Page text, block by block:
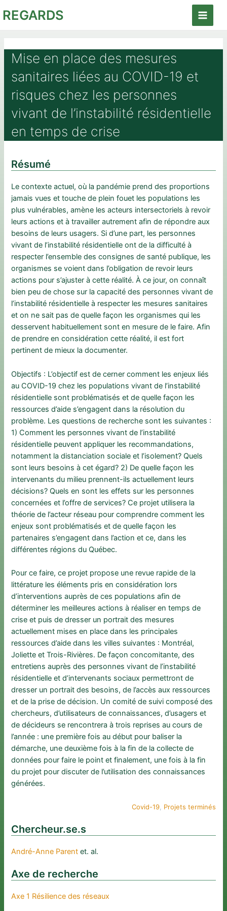
auREGARDS
Main
Mise en place des mesures
sanitaires liées au COVID-19 et
risques chez les personnes
vivant de l’instabilité résidentielle
en temps de crise
Résumé
Le contexte actuel, où la pandémie prend des proportions
jamais vues et touche de plein fouet les populations les
plus vulnérables, amène les acteurs intersectoriels à revoir
leurs actions et à travailler autrement afin de répondre aux
besoins de leurs usagers. Si d’une part, les personnes
vivant de l’instabilité résidentielle ont de la difficulté à
respecter l’ensemble des consignes de santé publique, les
organismes se voient dans l’obligation de revoir leurs
actions pour s’ajuster à cette réalité. À ce jour, on connaît
bien peu de chose sur la capacité des personnes vivant de
l’instabilité résidentielle à respecter les mesures sanitaires
et on ne sait pas de quelle façon les organismes qui les
desservent habituellement sont en mesure de le faire. Afin
de prendre en considération cette réalité, il est fort
pertinent de mieux la documenter.
Objectifs : L’objectif est de cerner comment les enjeux liés
au COVID-19 chez les populations vivant de l’instabilité
résidentielle sont problématisés et de quelle façon les
ressources d’aide s’engagent dans la résolution du
problème. Les questions de recherche sont les suivantes :
1) Comment les personnes vivant de l’instabilité
résidentielle peuvent appliquer les recommandations,
notamment la distanciation sociale et l’isolement? Quels
sont leurs besoins à cet égard? 2) De quelle façon les
intervenants du milieu prennent-ils actuellement leurs
décisions? Quels en sont les effets sur les personnes
concernées et l’offre de services? Ce projet utilisera la
théorie de l’acteur réseau pour comprendre comment les
enjeux sont problématisés et de quelle façon les
partenaires s’engagent dans l’action et ce, dans les
différentes régions du Québec.
Pour ce faire, ce projet propose une revue rapide de la
littérature les éléments pris en considération lors
d’interventions auprès de ces populations afin de
déterminer les meilleures actions à réaliser en temps de
crise et puis de dresser un portrait des mesures
actuellement mises en place dans les principales
ressources d’aide dans les villes suivantes : Montréal,
Joliette et Trois-Rivières. De façon concomitante, des
entretiens auprès des personnes vivant de l’instabilité
résidentielle et d’intervenants sociaux permettront de
dresser un portrait des besoins, de l’accès aux ressources
et de la prise de décision. Un comité de suivi composé des
chercheurs, d’utilisateurs de connaissances, d’usagers et
de décideurs se rencontrera à trois reprises au cours de
l’année : une première fois au début pour baliser la
démarche, une deuxième fois à la fin de la collecte de
données pour faire le point et finalement, une fois à la fin
du projet pour discuter de l’utilisation des connaissances
générées.
Covid-19, Projets terminés
Chercheur.se.s
André-Anne Parent et. al.
Axe de recherche
Axe 1 Résilience des réseaux